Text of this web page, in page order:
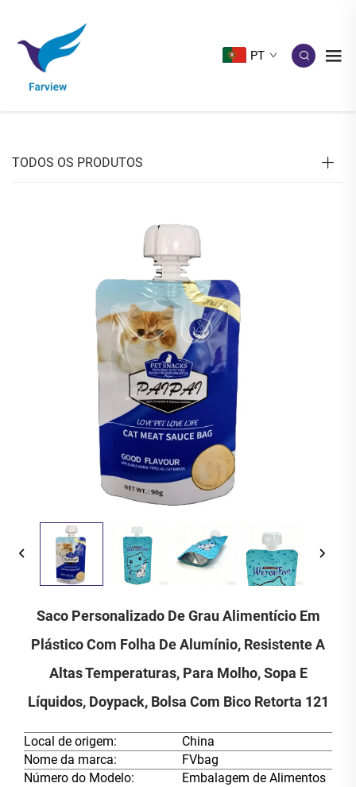
PT
TODOS OS PRODUTOS
Saco Personalizado De Grau Alimentício Em
Plástico Com Folha De Alumínio, Resistente A
Altas Temperaturas, Para Molho, Sopa E
Líquidos, Doypack, Bolsa Com Bico Retorta 121
Local de origem:
China
Nome da marca:
FVbag
Número do Modelo:
Embalagem de Alimentos